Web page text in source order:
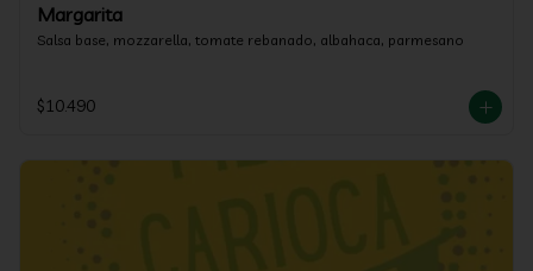
Margarita
Salsa base, mozzarella, tomate rebanado, albahaca, parmesano
$10.490